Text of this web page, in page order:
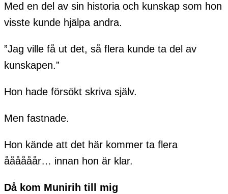
Med en del av sin historia och kunskap som hon
visste kunde hjälpa andra.
”Jag ville få ut det, så flera kunde ta del av
kunskapen.”
Hon hade försökt skriva själv.
Men fastnade.
Hon kände att det här kommer ta flera
åååååår… innan hon är klar.
Då kom Munirih till mig